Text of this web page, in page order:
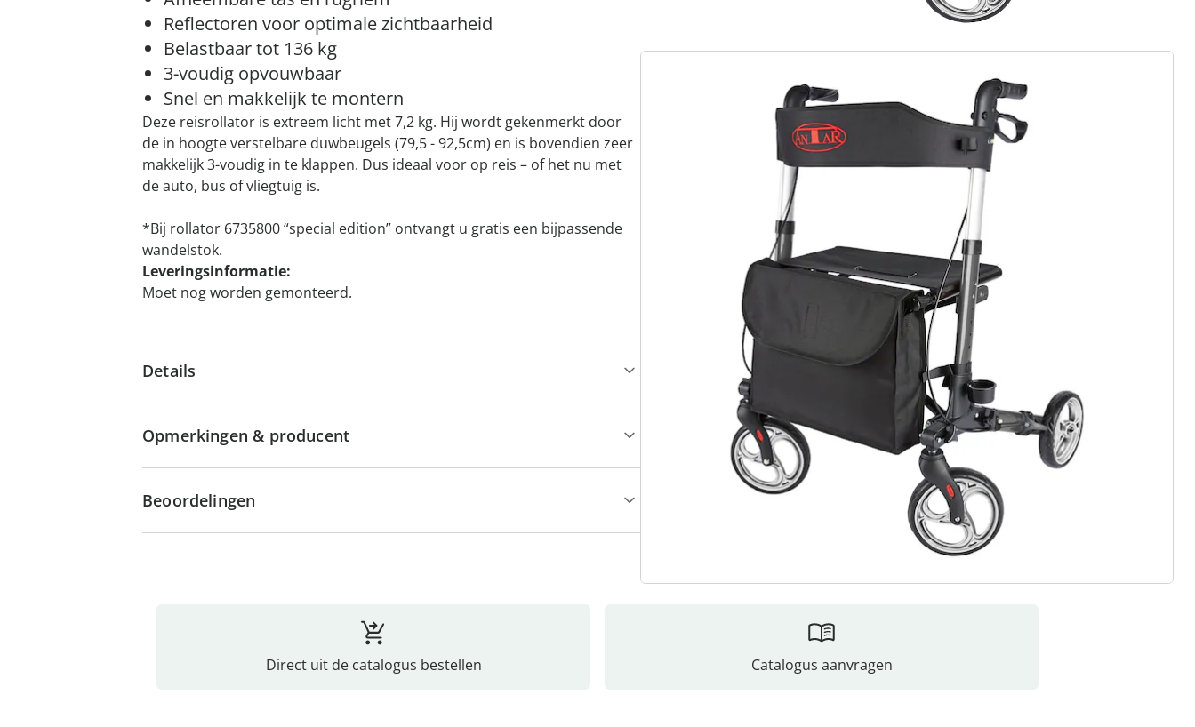
Reflectoren voor optimale zichtbaarheid
Belastbaar tot 136 kg
3-voudig opvouwbaar
Snel en makkelijk te montern
Deze reisrollator is extreem licht met 7,2 kg. Hij wordt gekenmerkt door
de in hoogte verstelbare duwbeugels (79,5 - 92,5cm) en is bovendien zeer
makkelijk 3-voudig in te klappen. Dus ideaal voor op reis – of het nu met
de auto, bus of vliegtuig is.
*Bij rollator 6735800 “special edition” ontvangt u gratis een bijpassende
wandelstok.
Leveringsinformatie:
Moet nog worden gemonteerd.
Details
Opmerkingen & producent
Beoordelingen
Direct uit de catalogus bestellen Catalogus aanvragen